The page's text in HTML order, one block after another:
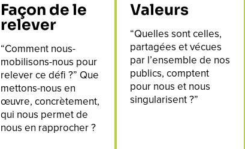
Façon de le
relever
“Comment nous-
mobilisons-nous pour
relever ce défi ?” Que
mettons-nous en
œuvre, concrètement,
qui nous permet de
nous en rapprocher ?
Valeurs
“Quelles sont celles,
partagées et vécues
par l’ensemble de nos
publics, comptent
pour nous et nous
singularisent ?”